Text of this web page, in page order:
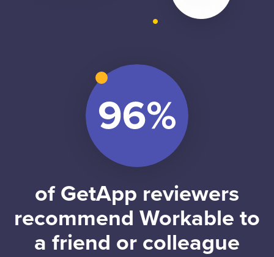
of GetApp reviewers
recommend Workable to
a friend or colleague